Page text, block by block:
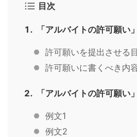
目次
「アルバイトの許可願い
許可願いを提出させる
許可願いに書くべき内
「アルバイトの許可願い
例文1
例文2